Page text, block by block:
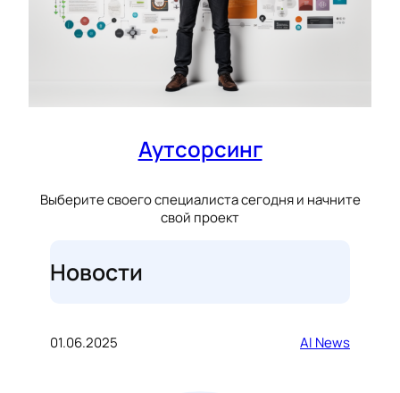
Аутсорсинг
Выберите своего специалиста сегодня и начните
свой проект
Новости
01.06.2025 AI News